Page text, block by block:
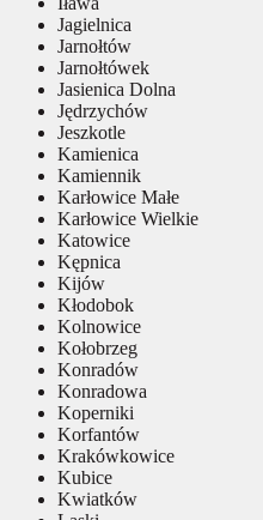
Jagielnica
Jarnołtów
Jarnołtówek
Jasienica Dolna
Jędrzychów
Jeszkotle
Kamienica
Kamiennik
Karłowice Małe
Karłowice Wielkie
Katowice
Kępnica
Kijów
Kłodobok
Kolnowice
Kołobrzeg
Konradów
Konradowa
Koperniki
Korfantów
Krakówkowice
Kubice
Kwiatków